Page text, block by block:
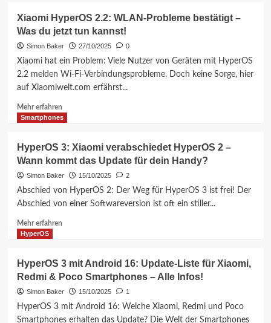
AT
&
CH!
3:
Xiaomi
startet
weltweiten
–
Alle
für
Deutschland,
&
Schweiz!
Xiaomi HyperOS 2.2: WLAN-Probleme bestätigt –
Was du jetzt tun kannst!
Simon Baker 27/10/2025 0
Xiaomi hat ein Problem: Viele Nutzer von Geräten mit HyperOS
2.2 melden Wi-Fi-Verbindungsprobleme. Doch keine Sorge, hier
auf Xiaomiwelt.com erfährst...
Mehr erfahrenMehr
Informationen
HyperOS
2.2:
WLAN-
Probleme
bestätigt
–
Was
kannst!
Smartphones
HyperOS 3: Xiaomi verabschiedet HyperOS 2 –
Wann kommt das Update für dein Handy?
Simon Baker 15/10/2025 2
Abschied von HyperOS 2: Der Weg für HyperOS 3 ist frei! Der
Abschied von einer Softwareversion ist oft ein stiller...
Mehr erfahrenMehr
3:
Xiaomi
verabschiedet
HyperOS
HyperOS
HyperOS 3 mit Android 16: Update-Liste für Xiaomi,
Redmi & Poco Smartphones – Alle Infos!
Simon Baker 15/10/2025 1
HyperOS 3 mit Android 16: Welche Xiaomi, Redmi und Poco
Smartphones erhalten das Update? Die Welt der Smartphones